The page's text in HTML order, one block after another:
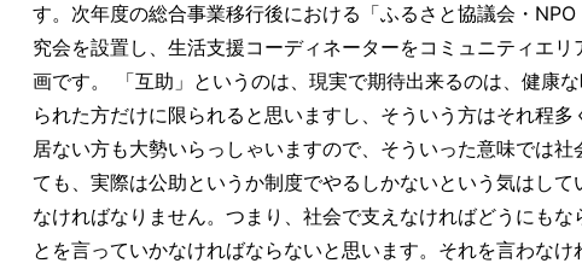
す。次年度の総合事業移行後における「ふるさと協議会・
究会を設置し、生活支援コーディネーターをコミュニティエ
画です。 「互助」というのは、現実で期待出来るのは、健康
られた方だけに限られると思いますし、そういう方はそれ程
居ない方も大勢いらっしゃいますので、そういった意味では
ても、実際は公助というか制度でやるしかないという気はし
なければなりません。つまり、社会で支えなければどうにも
とを言っていかなければならないと思います。それを言わな